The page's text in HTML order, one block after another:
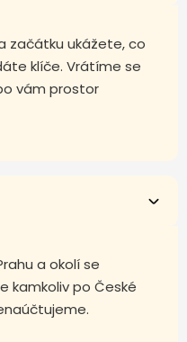
začátku ukážete, co
klíče. Vrátíme se
vám prostor
a okolí se
kamkoliv po České